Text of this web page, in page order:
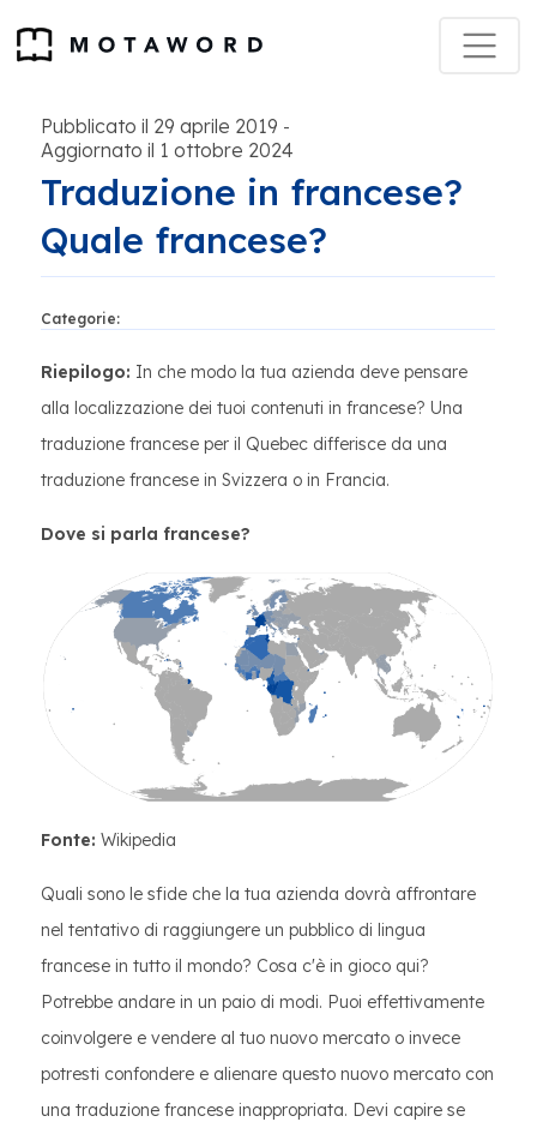
Pubblicato il 29 aprile 2019 -
Aggiornato il 1 ottobre 2024
Traduzione in francese?
Quale francese?
Categorie:
Riepilogo: In che modo la tua azienda deve pensare
alla localizzazione dei tuoi contenuti in francese? Una
traduzione francese per il Quebec differisce da una
traduzione francese in Svizzera o in Francia.
Dove si parla francese?
Fonte: Wikipedia
Quali sono le sfide che la tua azienda dovrà affrontare
nel tentativo di raggiungere un pubblico di lingua
francese in tutto il mondo? Cosa c'è in gioco qui?
Potrebbe andare in un paio di modi. Puoi effettivamente
coinvolgere e vendere al tuo nuovo mercato o invece
potresti confondere e alienare questo nuovo mercato con
una traduzione francese inappropriata. Devi capire se